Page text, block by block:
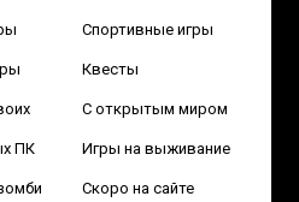
Спортивные игры
Квесты
С открытым миром
ПК Игры на выживание
Скоро на сайте